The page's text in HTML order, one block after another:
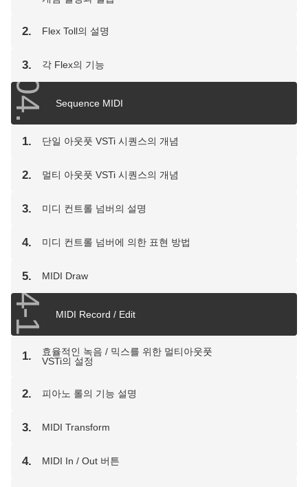
2. Flex Toll의 설명
3. 각 Flex의 기능
04. Sequence MIDI
1. 단일 아웃풋 VSTi 시퀀스의 개념
2. 멀티 아웃풋 VSTi 시퀀스의 개념
3. 미디 컨트롤 넘버의 설명
4. 미디 컨트롤 넘버에 의한 표현 방법
5. MIDI Draw
04-1 MIDI Record / Edit
1.
효율적인 녹음 / 믹스를 위한 멀티아웃풋
VSTi의 설정
2. 피아노 롤의 기능 설명
3. MIDI Transform
4. MIDI In / Out 버튼